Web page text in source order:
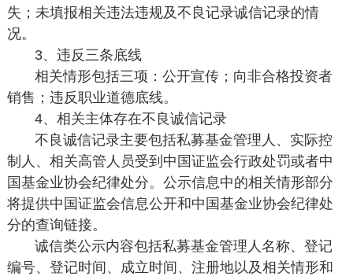
失；未填报相关违法违规及不良记录诚信记录的情
况。
3、违反三条底线
相关情形包括三项：公开宣传；向非合格投资者
销售；违反职业道德底线。
4、相关主体存在不良诚信记录
不良诚信记录主要包括私募基金管理人、实际控
制人、相关高管人员受到中国证监会行政处罚或者中
国基金业协会纪律处分。公示信息中的相关情形部分
将提供中国证监会信息公开和中国基金业协会纪律处
分的查询链接。
诚信类公示内容包括私募基金管理人名称、登记
编号、登记时间、成立时间、注册地以及相关情形和